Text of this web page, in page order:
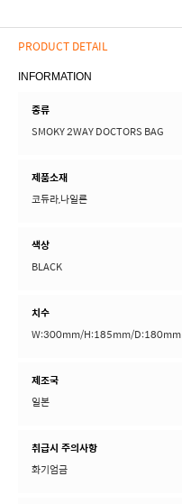
PRODUCT DETAIL
INFORMATION
종류
SMOKY 2WAY DOCTORS BAG
제품소재
코듀라,나일론
색상
BLACK
치수
W:300mm/H:185mm/D:180mm
제조국
일본
취급시 주의사항
화기엄금